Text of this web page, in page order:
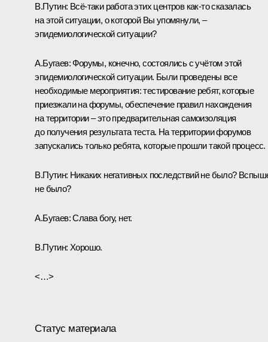
В.Путин: Всё‑таки работа этих центров как‑то сказалась
на этой ситуации, о которой Вы упомянули, –
эпидемиологической ситуации?
А.Бугаев:Форумы, конечно, состоялись с учётом этой
эпидемиологической ситуации. Были проведены все
необходимые мероприятия: тестирование ребят, которые
приезжали на форумы, обеспечение правил нахождения
на территории – это предварительная самоизоляция
до получения результата теста. На территории форумов
запускались только ребята, которые прошли такой процесс.
В.Путин: Никаких негативных последствий не было?
не было?
А.Бугаев:Слава богу, нет.
В.Путин: Хорошо.
<…>
Статус материала